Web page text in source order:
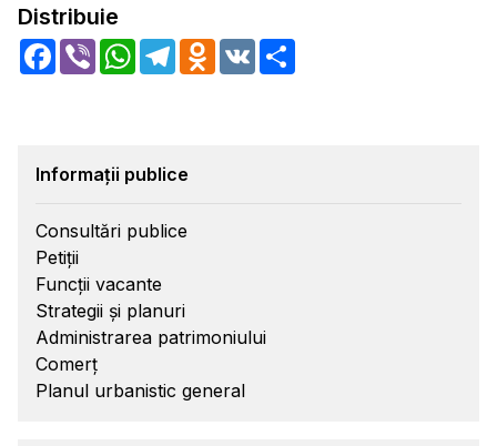
Distribuie
Facebook
Viber WhatsApp
TelegramOdnoklassniki
VK
Informații publice
Consultări publice
Petiții
Funcții vacante
Strategii și planuri
Administrarea patrimoniului
Comerț
Planul urbanistic general